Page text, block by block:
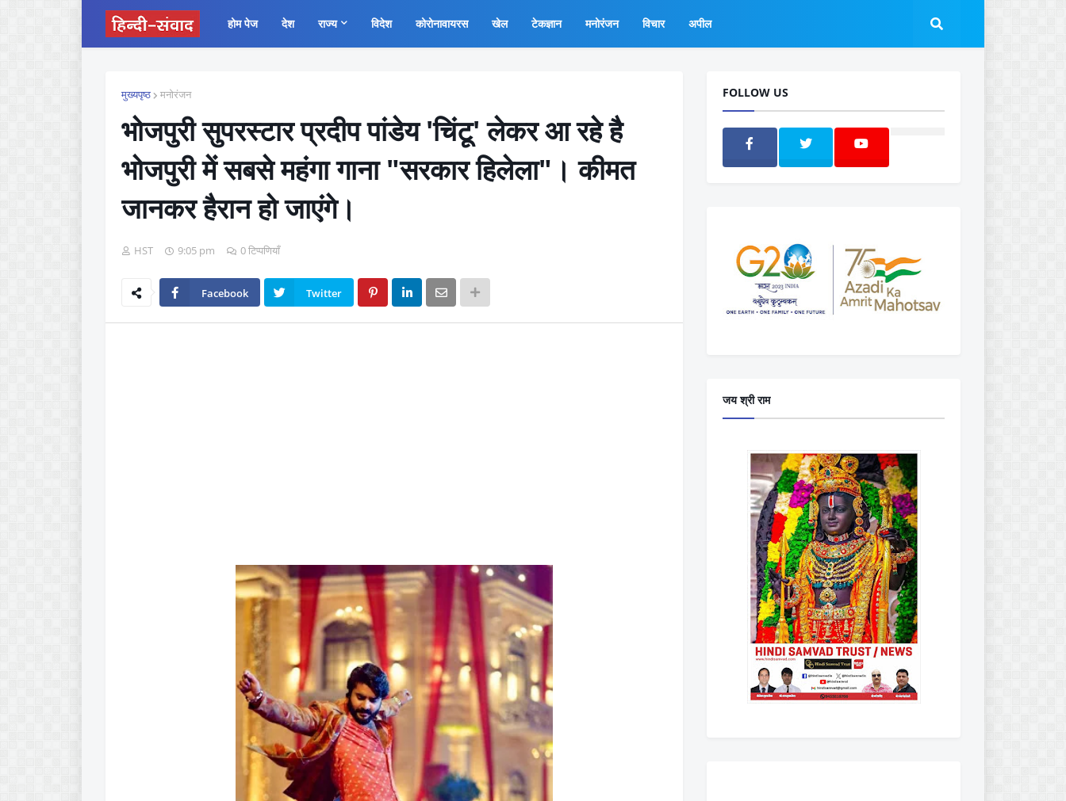
होम पेज देश राज्य विदेश कोरोनावायरस खेल टेकज्ञान मनोरंजन विचार अपील
मुख्यपृष्ठ मनोरंजन
भोजपुरी सुपरस्टार प्रदीप पांडेय 'चिंटू' लेकर आ रहे है
भोजपुरी में सबसे महंगा गाना "सरकार हिलेला"। कीमत
जानकर हैरान हो जाएंगे।
HST 9:05 pm 0 टिप्पणियाँ
Facebook Twitter
FOLLOW US
जय श्री राम